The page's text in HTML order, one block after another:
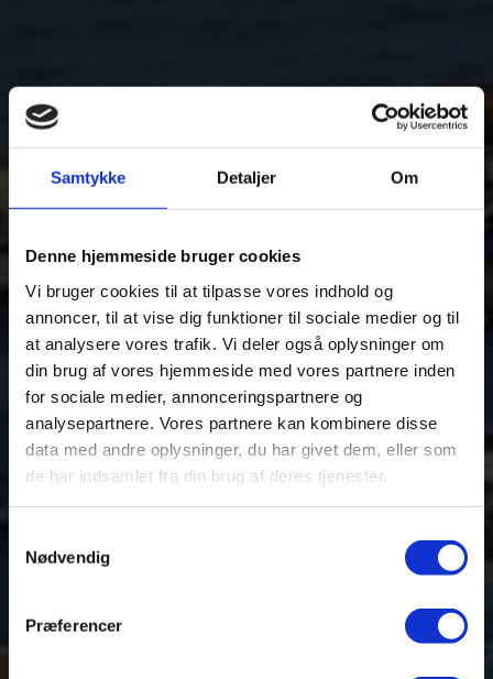
Samtykke Detaljer Om
Denne hjemmeside bruger cookies
Vi bruger cookies til at tilpasse vores indhold og
annoncer, til at vise dig funktioner til sociale medier og til
at analysere vores trafik. Vi deler også oplysninger om
din brug af vores hjemmeside med vores partnere inden
for sociale medier, annonceringspartnere og
analysepartnere. Vores partnere kan kombinere disse
data med andre oplysninger, du har givet dem, eller som
de har indsamlet fra din brug af deres tjenester.
Nødvendig
Præferencer
Cape Town
og vinlandet